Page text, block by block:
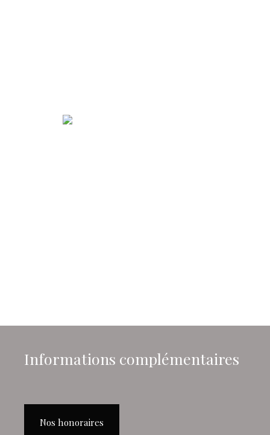
Informations complémentaires
Nos honoraires